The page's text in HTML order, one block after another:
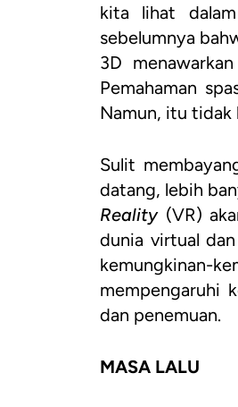
kita lihat
sebelumnya
3D
Pemahaman
Namun, itu tidak
Sulit
datang, lebih
Reality(VR)
dunia virtual
kemungkinan-
mempengaruhi
dan penemuan.
MASA LALU